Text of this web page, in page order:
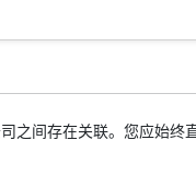
之间存在关联。您应始终